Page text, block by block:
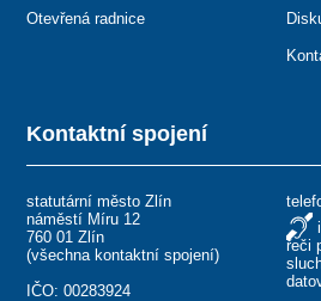
Kontaktní spojení
statutární město Zlín
náměstí Míru 12
760 01 Zlín
(všechna kontaktní spojení)
IČO: 00283924
řeči
Otevřená radnice